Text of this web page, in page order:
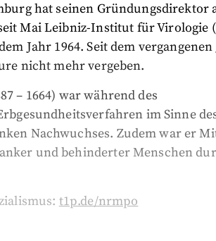
hat seinen Gründungsdirektor
Mai Leibniz-Institut für Virologie
Jahr 1964. Seit dem vergangenen
nicht mehr vergeben.
– 1664) war während des
im Sinne
Nachwuchses. Zudem war er
und behinderter Menschen
t1p.de/nrmpo